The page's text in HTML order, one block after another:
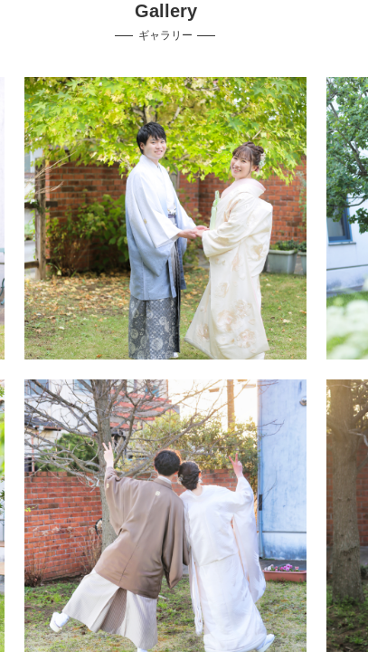
Gallery
ギャラリー